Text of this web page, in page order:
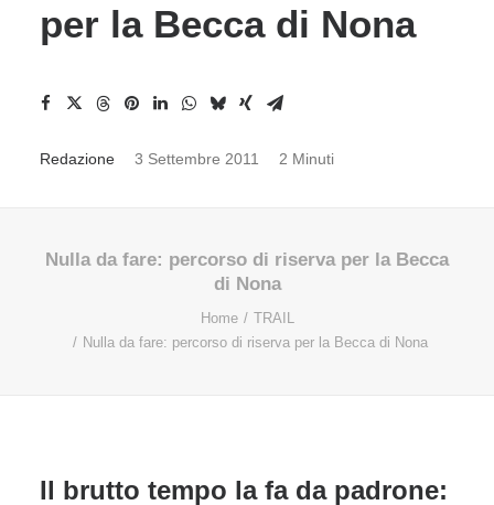
per la Becca di Nona
Redazione 3 Settembre 2011 2 Minuti
Nulla da fare: percorso di riserva per la Becca
di Nona
Home
TRAIL
Nulla da fare: percorso di riserva per la Becca di Nona
Il brutto tempo la fa da padrone: